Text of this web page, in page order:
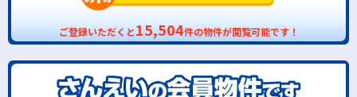
ご登録いただくと15,504件の物件が閲覧可能です！